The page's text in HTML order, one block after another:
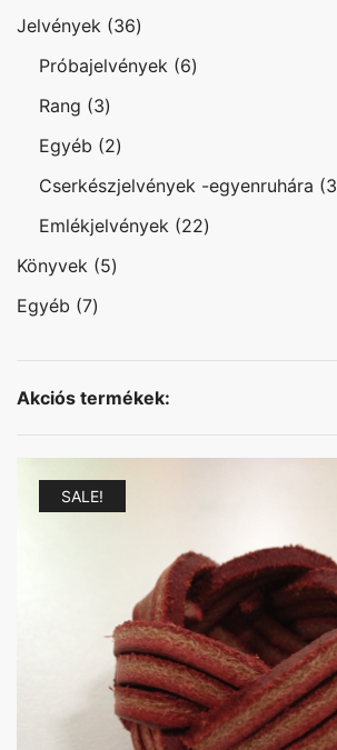
termék
Jelvények 3636
termék
Próbajelvények 66
Rang 33
termék
Egyéb 22
termék
Cserkészjelvények -egyenruhára 3
Emlékjelvények 2222
Könyvek 55
Egyéb 77
Akciós termékek:
SALE!